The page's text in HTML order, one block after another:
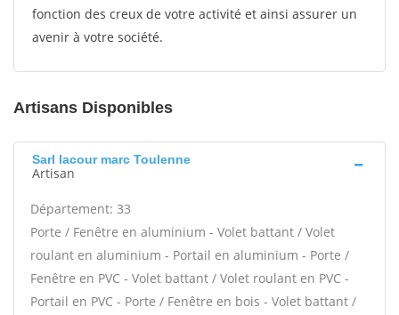
fonction des creux de votre activité et ainsi assurer un
avenir à votre société.
Artisans Disponibles
Sarl lacour marc Toulenne
Artisan
Département: 33
Porte / Fenêtre en aluminium - Volet battant / Volet
roulant en aluminium - Portail en aluminium - Porte /
Fenêtre en PVC - Volet battant / Volet roulant en PVC -
Portail en PVC - Porte / Fenêtre en bois - Volet battant /